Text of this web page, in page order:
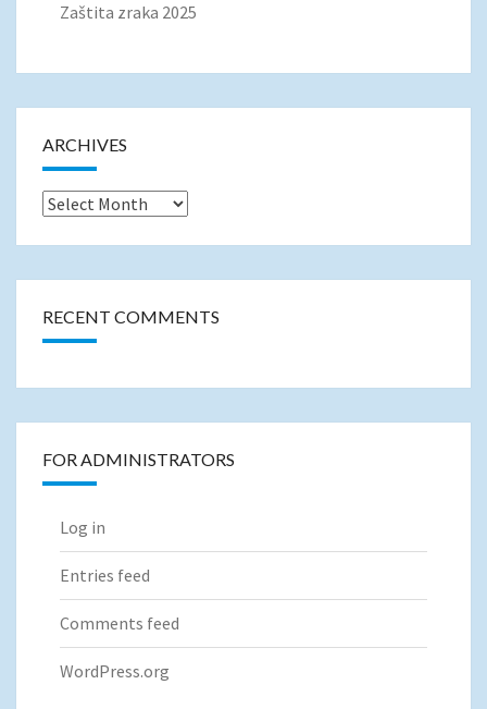
Zaštita zraka 2025
ARCHIVES
Archives
RECENT COMMENTS
FOR ADMINISTRATORS
Log in
Entries feed
Comments feed
WordPress.org